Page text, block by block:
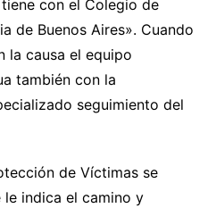
con el Colegio de
de Buenos Aires». Cuando
la causa el equipo
también con la
seguimiento del
de Víctimas se
le indica el camino y